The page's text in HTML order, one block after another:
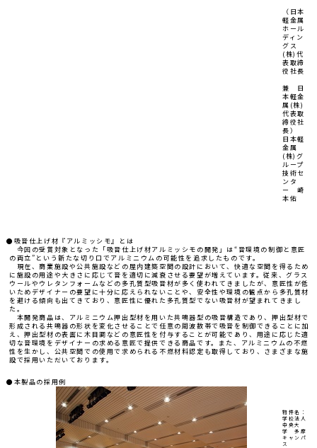
（日本
軽金属
ホール
ディン
グス
(株)代
表取締
役社長
兼 日
本軽金
属(株)
代表取
締役社
長）
日本軽
金属
(株)グ
ループ
技術セ
ンタ
ー 崎
本佑
●吸音仕上げ材『アルミッシモ』とは
今回の受賞対象となった「吸音仕上げ材アルミッシモの開発」は“音環境の制御と意匠
の両立”という新たな切り口でアルミニウムの可能性を追求したものです。
現在、商業施設や公共施設などの屋内建築空間の設計において、快適な空間を得るため
に施設の用途や大きさに応じて音を適切に減衰させる要望が増えています。従来、グラス
ウールやウレタンフォームなどの多孔質型吸音材が多く使われてきましたが、意匠性が低
いためデザイナーの要望に十分に応えられないことや、安全性や環境の観点から多孔質材
を避ける傾向も出てきており、意匠性に優れた多孔質型でない吸音材が望まれてきまし
た。
本開発商品は、アルミニウム押出型材を用いた共鳴器型の吸音構造であり、押出型材で
形成される共鳴器の形状を変化させることで任意の周波数帯で吸音を制御できることに加
え、押出型材の表面に木目調などの意匠性を付与することが可能であり、用途に応じた適
切な音環境をデザイナーの求める意匠で提供できる商品です。また、アルミニウムの不燃
性を生かし、公共空間での使用で求められる不燃材料認定も取得しており、さまざまな施
設で採用いただいております。
●本製品の採用例
物件名：
学校法人
中央大
学 多摩
キャンパ
ス